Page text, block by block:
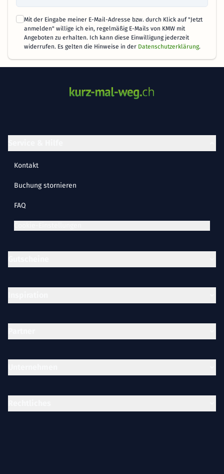
Mit der Eingabe meiner E-Mail-Adresse bzw. durch Klick auf "Jetzt
anmelden" willige ich ein, regelmäßig E-Mails von KMW mit
Angeboten zu erhalten. Ich kann diese Einwilligung jederzeit
widerrufen. Es gelten die Hinweise in der Datenschutzerklärung.
Kontakt
Buchung stornieren
FAQ